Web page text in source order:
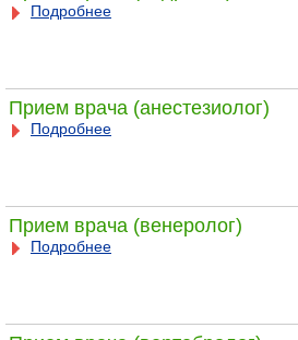
Подробнее
Прием врача (анестезиолог)
Подробнее
Прием врача (венеролог)
Подробнее